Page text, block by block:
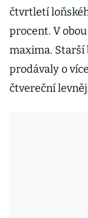
čtvrtletí
procent. V
maxima. Starší
prodávaly o
čtvereční